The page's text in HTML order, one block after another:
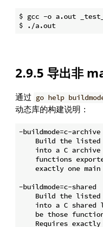
$ gcc -o a.out
2.9.5 导出非
通过 go help
动态库的构建说明：
-buildmode=c-archive
Build the
into a C
functions
exactly one
-buildmode=c-shared
Build the
into a C shared
be those